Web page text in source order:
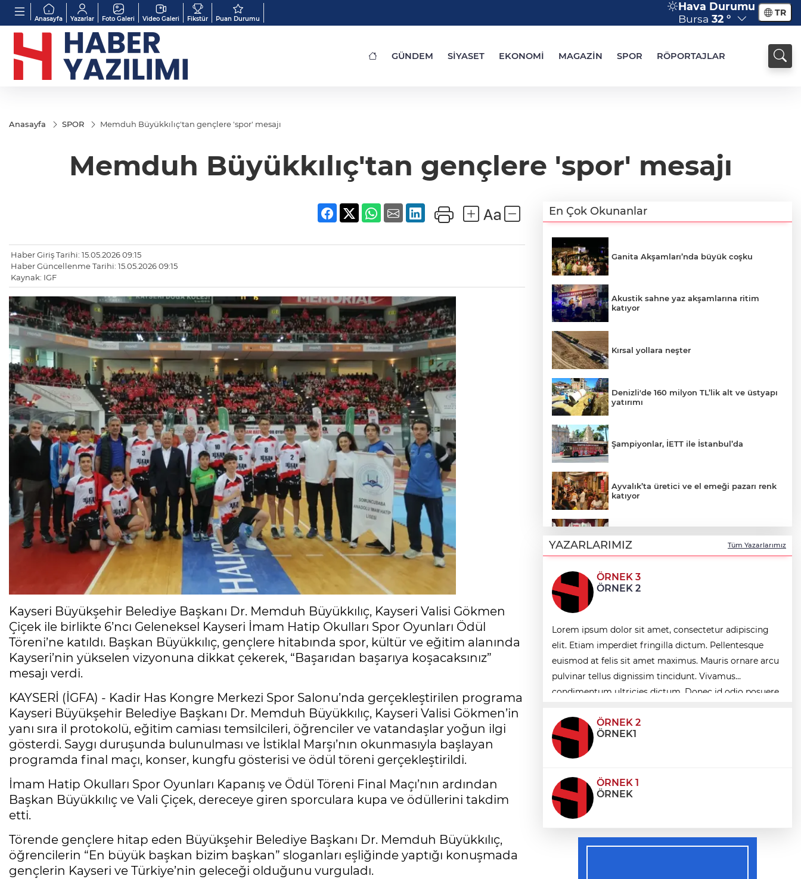
Anasayfa Yazarlar Foto Galeri Video Galeri Fikstür Puan Durumu
Hava Durumu
Bursa 32 ° TR
GÜNDEM SİYASET EKONOMİ MAGAZİN SPOR RÖPORTAJLAR
Anasayfa SPOR Memduh Büyükkılıç'tan gençlere 'spor' mesajı
Memduh Büyükkılıç'tan gençlere 'spor' mesajı
Haber Giriş Tarihi: 15.05.2026 09:15
Haber Güncellenme Tarihi: 15.05.2026 09:15
Kaynak: IGF
Kayseri Büyükşehir Belediye Başkanı Dr. Memduh Büyükkılıç, Kayseri Valisi Gökmen
Çiçek ile birlikte 6’ncı Geleneksel Kayseri İmam Hatip Okulları Spor Oyunları Ödül
Töreni’ne katıldı. Başkan Büyükkılıç, gençlere hitabında spor, kültür ve eğitim alanında
Kayseri’nin yükselen vizyonuna dikkat çekerek, “Başarıdan başarıya koşacaksınız”
mesajı verdi.
KAYSERİ (İGFA) - Kadir Has Kongre Merkezi Spor Salonu’nda gerçekleştirilen programa
Kayseri Büyükşehir Belediye Başkanı Dr. Memduh Büyükkılıç, Kayseri Valisi Gökmen’in
yanı sıra il protokolü, eğitim camiası temsilcileri, öğrenciler ve vatandaşlar yoğun ilgi
gösterdi. Saygı duruşunda bulunulması ve İstiklal Marşı’nın okunmasıyla başlayan
programda final maçı, konser, kungfu gösterisi ve ödül töreni gerçekleştirildi.
İmam Hatip Okulları Spor Oyunları Kapanış ve Ödül Töreni Final Maçı’nın ardından
Başkan Büyükkılıç ve Vali Çiçek, dereceye giren sporculara kupa ve ödüllerini takdim
etti.
Törende gençlere hitap eden Büyükşehir Belediye Başkanı Dr. Memduh Büyükkılıç,
öğrencilerin “En büyük başkan bizim başkan” sloganları eşliğinde yaptığı konuşmada
gençlerin Kayseri ve Türkiye’nin geleceği olduğunu vurguladı.
En Çok Okunanlar
Ganita Akşamları’nda büyük coşku
Akustik sahne yaz akşamlarına ritim
katıyor
Kırsal yollara neşter
Denizli'de 160 milyon TL’lik alt ve üstyapı
yatırımı
Şampiyonlar, İETT ile İstanbul’da
Ayvalık’ta üretici ve el emeği pazarı renk
katıyor
birliği
İpsala OSB'nin gelişimi için kritik ziyaret
Bursa Büyükşehir Harmancık’ta da yolları
yeniliyor
Ağrı'da toplu sünnet şöleni
YAZARLARIMIZ Tüm Yazarlarımız
ÖRNEK 3
ÖRNEK 2
Lorem ipsum dolor sit amet, consectetur adipiscing
elit. Etiam imperdiet fringilla dictum. Pellentesque
euismod at felis sit amet maximus. Mauris ornare arcu
pulvinar tellus dignissim tincidunt. Vivamus
condimentum ultricies dictum. Donec id odio posuere,
ÖRNEK 2
ÖRNEK1
ÖRNEK 1
ÖRNEK